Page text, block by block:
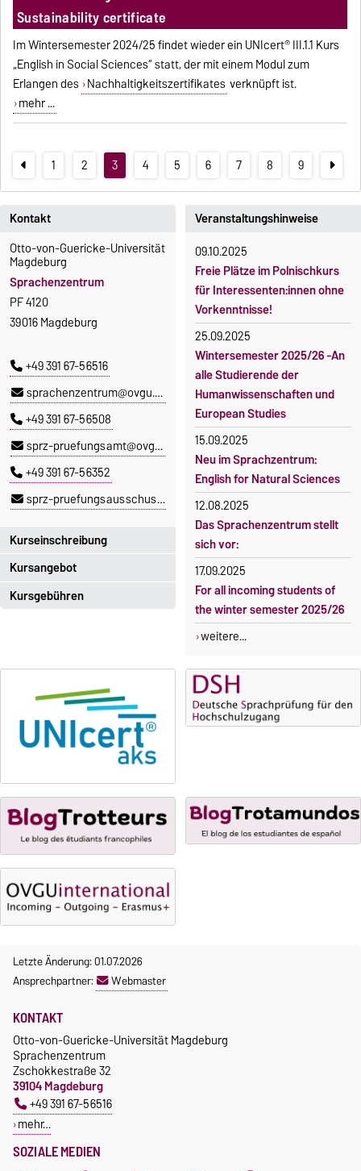
Sustainability certificate
Im Wintersemester 2024/25 findet wieder ein UNIcert® III.1.1 Kurs
„English in Social Sciences“ statt, der mit einem Modul zum
Erlangen des Nachhaltigkeitszertifikates verknüpft ist.
mehr ...
1 2 3 4 5 6 7 8 9
Kurseinschreibung
Einschreibezeitraum:
5. Oktober 2026, 9.00 Uhr bis
23. Oktober 2026, 18 Uhr
Die Kurse beginnen ab dem 12.
Oktober 2026.
Kursteilnahme nur nach
fristgerechter Online-
Kontakt
Otto-von-Guericke-Universität
Magdeburg
Sprachenzentrum
PF 4120
39016 Magdeburg
+49 391 67-56516
sprachenzentrum@ovgu.de
+49 391 67-56508
sprz-pruefungsamt@ovgu.de
+49 391 67-56352
sprz-pruefungsausschuss@ovgu.de
Kursangebot
Das aktuelle Kursprogramm
Kursgebühren
Gebühren
Gebührenrückerstattung
Gebührenbefreiungen bei
curricularer Sprachausbildung
Veranstaltungshinweise
09.10.2025
Freie Plätze im Polnischkurs
für Interessenten:innen ohne
Vorkenntnisse!
25.09.2025
Wintersemester 2025/26 -An
alle Studierende der
Humanwissenschaften und
European Studies
15.09.2025
Neu im Sprachzentrum:
English for Natural Sciences
12.08.2025
Das Sprachenzentrum stellt
sich vor:
17.09.2025
For all incoming students of
the winter semester 2025/26
weitere...
Letzte Änderung: 01.07.2026
Ansprechpartner:
Webmaster
SOZIALE MEDIEN
KONTAKT
Otto-von-Guericke-Universität Magdeburg
Sprachenzentrum
Zschokkestraße 32
39104 Magdeburg
+49 391 67-56516
mehr…